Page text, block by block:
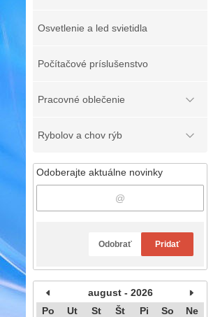
Osvetlenie a led svietidla
Počítačové príslušenstvo
Pracovné oblečenie
Rybolov a chov rýb
Odoberajte aktuálne novinky
Odobrať Pridať
august - 2026
Po
Ut St Št Pi So Ne